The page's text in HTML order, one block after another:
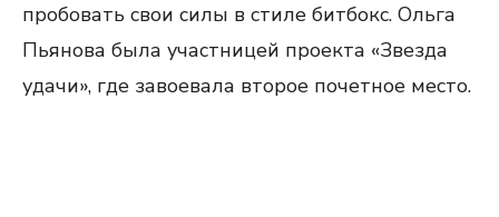
пробовать свои силы в стиле битбокс. Ольга
Пьянова была участницей проекта «Звезда
удачи», где завоевала второе почетное место.